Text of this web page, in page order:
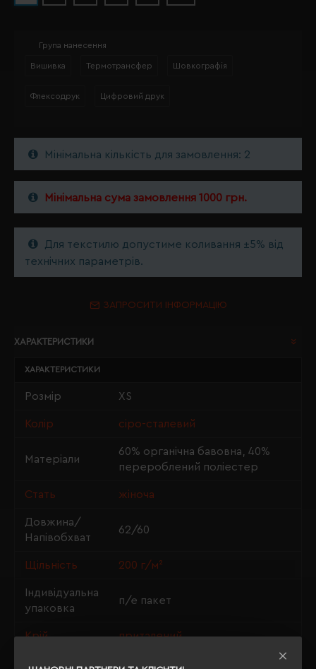
Група нанесення
Вишивка Термотрансфер Шовкографія
Флексодрук Цифровий друк
Мінімальна кількість для замовлення: 2
Мінімальна сума замовлення 1000 грн.
Для текстилю допустиме коливання ±5% від
технічних параметрів.
ЗАПРОСИТИ ІНФОРМАЦІЮ
ХАРАКТЕРИСТИКИ
ХАРАКТЕРИСТИКИ
Розмір XS
Колір сіро-сталевий
Матеріали
60% органічна бавовна, 40%
перероблений поліестер
Стать жіноча
Довжина/
Напівобхват
62/60
Щільність 200 г/м²
Індивідуальна
упаковка
п/е пакет
Крій приталений